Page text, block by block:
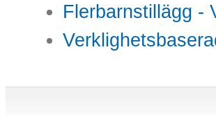
Flerbarnstillägg -